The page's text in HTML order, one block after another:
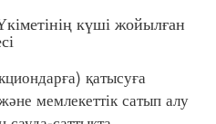
күші жойылған
қатысуға
мемлекеттік сатып алу